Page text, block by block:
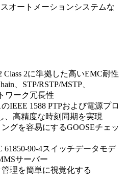
オートメーションシステムな
Class 2に準拠した高いEMC耐性
、STP/RSTP/MSTP、
ワーク冗長性
IEEE 1588 PTPおよび電源プロ
、高精度な時刻同期を実現
グを容易にするGOOSEチェッ
90-4スイッチデータモデ
サーバー
理を簡単に視覚化する